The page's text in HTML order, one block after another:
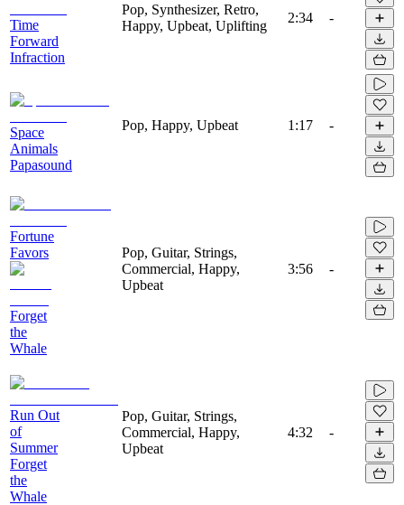
Time
Forward
Infraction
Pop, Synthesizer, Retro,
Happy, Upbeat, Uplifting
2:34 -
Space
Animals
Papasound
Pop, Happy, Upbeat 1:17 -
Fortune
Favors
Forget
the
Whale
Pop, Guitar, Strings,
Commercial, Happy,
Upbeat
3:56 -
Run Out
of
Summer
Forget
the
Whale
Pop, Guitar, Strings,
Commercial, Happy,
Upbeat
4:32 -